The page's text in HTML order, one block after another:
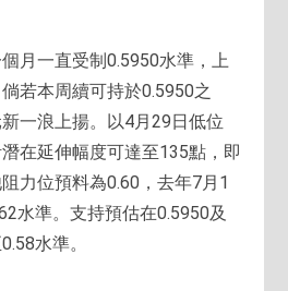
月一直受制0.5950水準，上
若本周續可持於0.5950之
新一浪上揚。以4月29日低位
在延伸幅度可達至135點，即
力位預料為0.60，去年7月1
水準。支持預估在0.5950及
水準。